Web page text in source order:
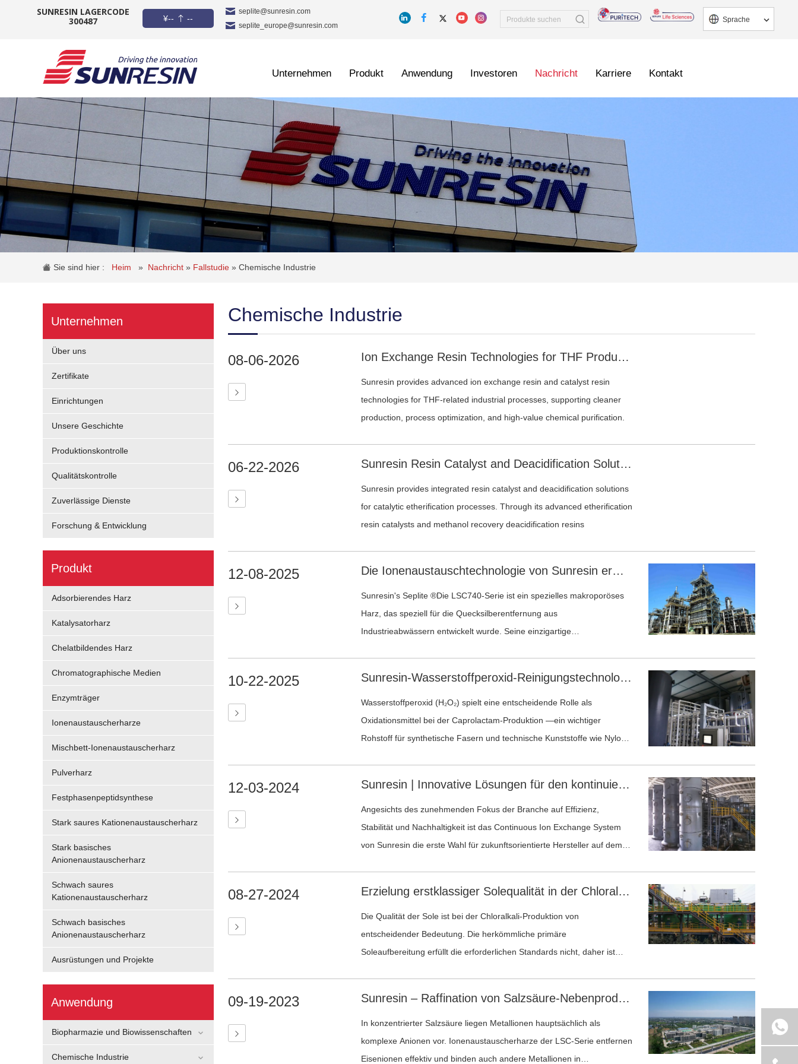
UNTERNEHMEN
PRODUKT
ANWENDUNG
INVESTOREN
NACHRICHT
KARRIERE
KONTAKT
SUNRESIN LAGERCODE
300487
¥-- --
seplite@sunresin.com
seplite_europe@sunresin.com
Sprache
Unternehmen Produkt Anwendung Investoren Nachricht Karriere Kontakt
Sie sind hier : Heim » Nachricht » Fallstudie » Chemische Industrie
Chemische Industrie
08-06-2026 Ion Exchange Resin Technologies for THF Production and PTMEG Purification
Sunresin provides advanced ion exchange resin and catalyst resin
technologies for THF-related industrial processes, supporting cleaner
production, process optimization, and high-value chemical purification.
06-22-2026 Sunresin Resin Catalyst and Deacidification Solutions for MTBE and TAME Etherification
Sunresin provides integrated resin catalyst and deacidification solutions
for catalytic etherification processes. Through its advanced etherification
resin catalysts and methanol recovery deacidification resins
12-08-2025 Die Ionenaustauschtechnologie von Sunresin ermöglicht eine gründliche Quecksilberentfernung in der Chloralkali-Industrie.
Sunresin's Seplite ®Die LSC740-Serie ist ein spezielles makroporöses
Harz, das speziell für die Quecksilberentfernung aus
Industrieabwässern entwickelt wurde. Seine einzigartige
Spektrum von Wasserzusammensetzungen.
10-22-2025 Sunresin-Wasserstoffperoxid-Reinigungstechnologie – Steigerung von Effizienz, Sicherheit und Nachhaltigkeit in der Caprolactam-Produktion
Wasserstoffperoxid (H₂O₂) spielt eine entscheidende Rolle als
Oxidationsmittel bei der Caprolactam-Produktion —ein wichtiger
Rohstoff für synthetische Fasern und technische Kunststoffe wie Nylon
12-03-2024 Sunresin | Innovative Lösungen für den kontinuierlichen Ionenaustausch in der 1,4-Butandiol-Industrie
Angesichts des zunehmenden Fokus der Branche auf Effizienz,
Stabilität und Nachhaltigkeit ist das Continuous Ion Exchange System
von Sunresin die erste Wahl für zukunftsorientierte Hersteller auf dem
08-27-2024 Erzielung erstklassiger Solequalität in der Chloralkali-Produktion durch Chelatbildnerharze
Die Qualität der Sole ist bei der Chloralkali-Produktion von
entscheidender Bedeutung. Die herkömmliche primäre
Soleaufbereitung erfüllt die erforderlichen Standards nicht, daher ist
09-19-2023 Sunresin – Raffination von Salzsäure-Nebenprodukten mit Harz und Technologie
In konzentrierter Salzsäure liegen Metallionen hauptsächlich als
komplexe Anionen vor. Ionenaustauscherharze der LSC-Serie entfernen
Eisenionen effektiv und binden auch andere Metallionen in
Unternehmen
Über uns
Zertifikate
Einrichtungen
Unsere Geschichte
Produktionskontrolle
Qualitätskontrolle
Zuverlässige Dienste
Forschung & Entwicklung
Produkt
Adsorbierendes Harz
Katalysatorharz
Chelatbildendes Harz
Chromatographische Medien
Enzymträger
Ionenaustauscherharze
Mischbett-Ionenaustauscherharz
Pulverharz
Festphasenpeptidsynthese
Stark saures Kationenaustauscherharz
Stark basisches
Anionenaustauscherharz
Schwach saures
Kationenaustauscherharz
Schwach basisches
Anionenaustauscherharz
Ausrüstungen und Projekte
Anwendung
Biopharmazie und Biowissenschaften
Chemische Industrie